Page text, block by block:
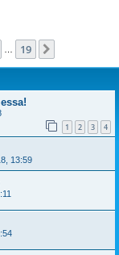
19
1 2 3 4
13:59